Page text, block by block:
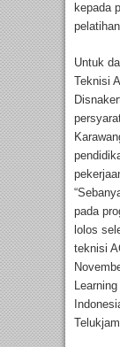
kepada
Untuk
Teknisi
pada
lolos
teknisi